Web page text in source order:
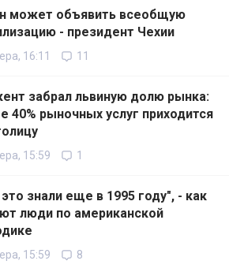
может объявить всеобщую
- президент Чехии
16:11 11
забрал львиную долю рынка:
40% рыночных услуг приходится
15:59 1
знали еще в 1995 году", - как
люди по американской
15:59 8